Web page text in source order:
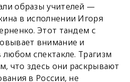
образы учителей —
в исполнении Игоря
Этот тандем с
внимание и
любом спектакле. Трагизм
что здесь они раскрывают
в России, не